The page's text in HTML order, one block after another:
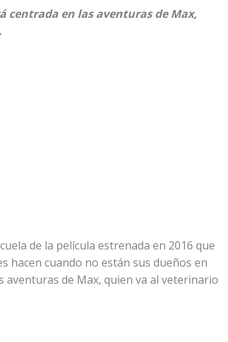
centrada en las aventuras de Max,
de la película estrenada en 2016 que
hacen cuando no están sus dueños en
aventuras de Max, quien va al veterinario